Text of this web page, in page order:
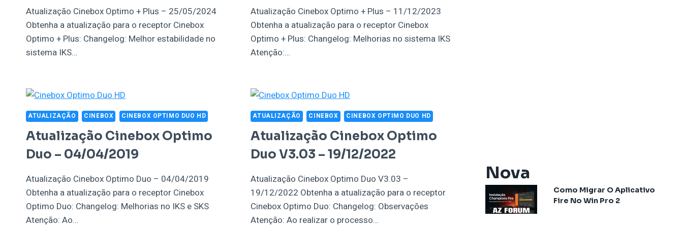
Atualização Cinebox Optimo + Plus – 25/05/2024
Obtenha a atualização para o receptor Cinebox
Optimo + Plus: Changelog: Melhor estabilidade no
sistema IKS…
Atualização Cinebox Optimo + Plus – 11/12/2023
Obtenha a atualização para o receptor Cinebox
Optimo + Plus: Changelog: Melhorias no sistema IKS
Atenção:…
ATUALIZAÇÃO CINEBOX CINEBOX OPTIMO DUO HD
Atualização Cinebox Optimo
Duo – 04/04/2019
Atualização Cinebox Optimo Duo – 04/04/2019
Obtenha a atualização para o receptor Cinebox
Optimo Duo: Changelog: Melhorias no IKS e SKS
Atenção: Ao…
ATUALIZAÇÃO CINEBOX CINEBOX OPTIMO DUO HD
Atualização Cinebox Optimo
Duo V3.03 – 19/12/2022
Atualização Cinebox Optimo Duo V3.03 –
19/12/2022 Obtenha a atualização para o receptor
Cinebox Optimo Duo: Changelog: Observações
Atenção: Ao realizar o processo…
Athomics Aura
Athomics Connect
Athomics Eon
Athomics EX
Nova
Como Migrar O Aplicativo
Fire No Win Pro 2